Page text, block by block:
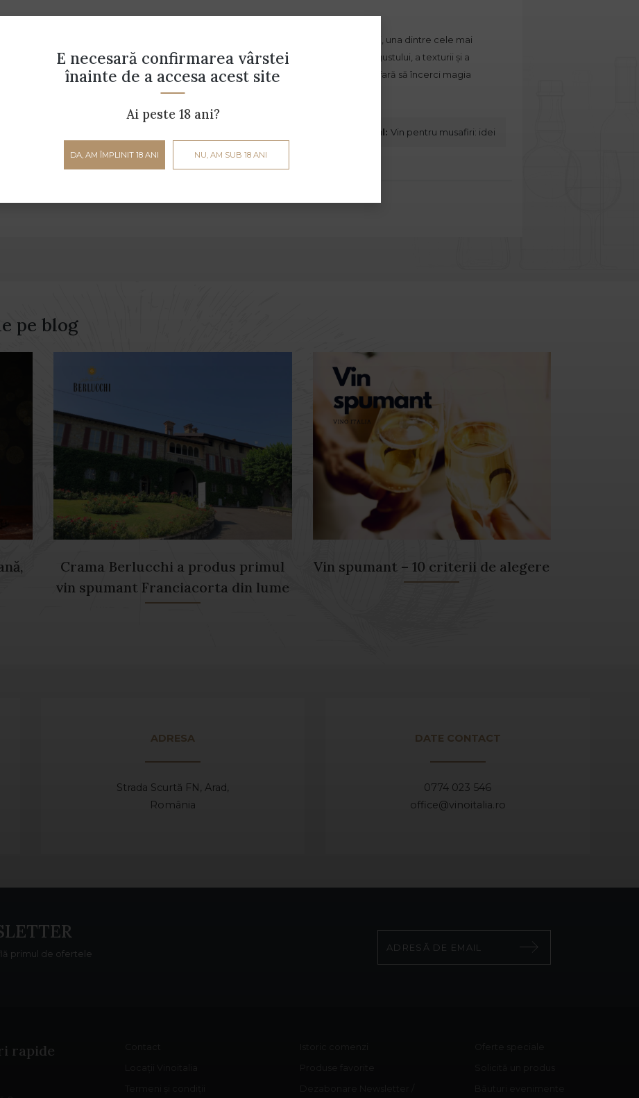
multe într-o sticlă de vin lăsată să îmbătrânească. Pentru orice iubitor al vinului, una dintre cele mai
să guste exact același tip de vin din ani diferiți. Va putea fi observată călătoria gustului, a texturii și a
și cu noi arome din ce în ce mai surprinzătoare. Nu poți să iubești vinul fară să încerci magia
știut! Următorul: Vin pentru musafiri: idei
pe blog
Crama Berlucchi a produs primul
vin spumant Franciacorta din lume
Vin spumant – 10 criterii de alegere
ADRESA
Strada Scurtă FN, Arad,
România
DATE CONTACT
0774 023 546
office@vinoitalia.ro
primul de ofertele
rapide
E necesară confirmarea vârstei
înainte de a accesa acest site
Ai peste 18 ani?
DA, AM ÎMPLINIT 18 ANI NU, AM SUB 18 ANI